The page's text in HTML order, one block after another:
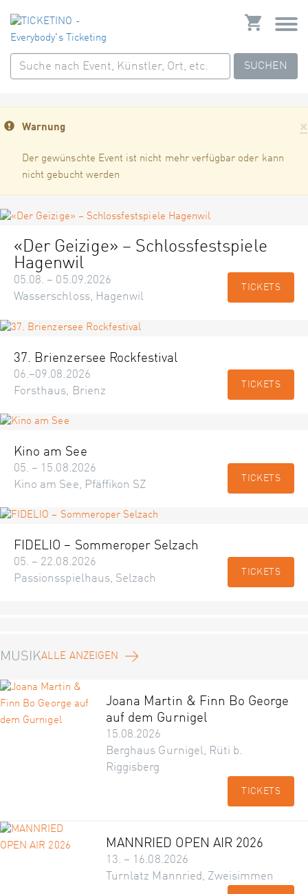
SUCHEN
×
Warnung
Der gewünschte Event ist nicht mehr verfügbar oder kann
nicht gebucht werden
«Der Geizige» – Schlossfestspiele
Hagenwil
05.08. – 05.09.2026
Wasserschloss, Hagenwil
TICKETS
37. Brienzersee Rockfestival
06.–09.08.2026
Forsthaus, Brienz
TICKETS
Kino am See
05. – 15.08.2026
Kino am See, Pfäffikon SZ
TICKETS
FIDELIO – Sommeroper Selzach
05. – 22.08.2026
Passionsspielhaus, Selzach
TICKETS
MUSIKALLE ANZEIGEN
Joana Martin & Finn Bo George
auf dem Gurnigel
15.08.2026
Berghaus Gurnigel, Rüti b.
Riggisberg
TICKETS
MANNRIED OPEN AIR 2026
13. – 16.08.2026
Turnlatz Mannried, Zweisimmen